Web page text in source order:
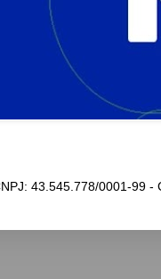
43.545.778/0001-99